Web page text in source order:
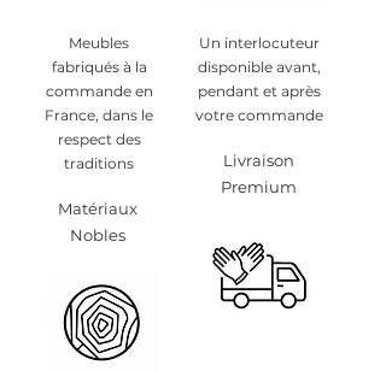
Meubles
fabriqués à la
commande en
France, dans le
respect des
traditions
Matériaux
Nobles
Un interlocuteur
disponible avant,
pendant et après
votre commande
Livraison
Premium